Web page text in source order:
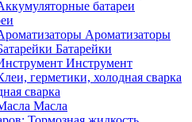
Ароматизаторы
Батарейки
Инструмент
сварка
Масла